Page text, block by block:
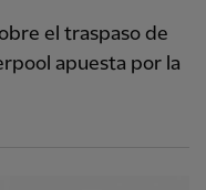
el traspaso de
apuesta por la